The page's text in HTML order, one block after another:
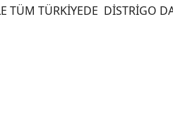
TÜM TÜRKİYEDE DİSTRİGO